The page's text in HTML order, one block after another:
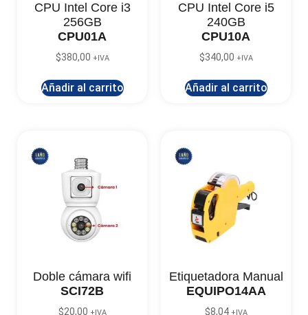
CPU Intel Core i3
256GB
CPU01A
$380,00 +IVA
Añadir al carrito
CPU Intel Core i5
240GB
CPU10A
$340,00 +IVA
Añadir al carrito
Doble cámara wifi
SCI72B
$20,00 +IVA
Etiquetadora Manual
EQUIPO14AA
$8,04 +IVA